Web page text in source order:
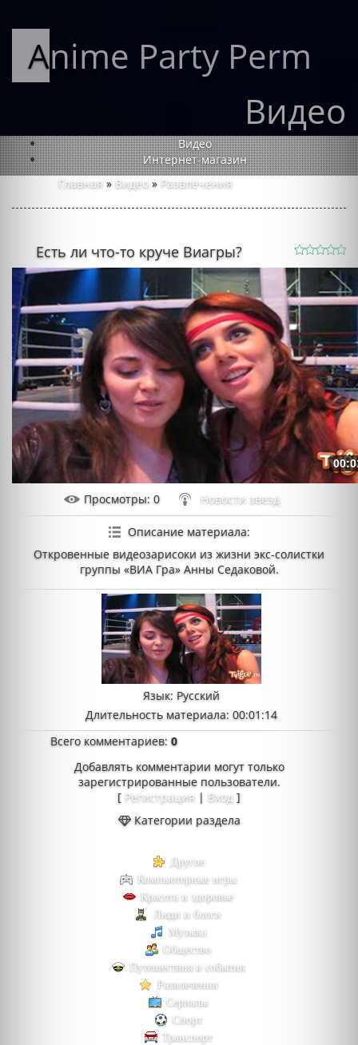
Anime Party Perm
Видео
Видео
Интернет-магазин
Главная » Видео » Развлечения
Есть ли что-то круче Виагры?
Просмотры: 0 Новости звезд
Описание материала:
Откровенные видеозарисоки из жизни экс-солистки
группы «ВИА Гра» Анны Седаковой.
Язык: Русский
Длительность материала: 00:01:14
Всего комментариев:0
Добавлять комментарии могут только
зарегистрированные пользователи.
[ Регистрация | Вход ]
Категории раздела
Другое
Компьютерные игры
Красота и здоровье
Люди и блоги
Музыка
Общество
Путешествия и события
Развлечения
Сериалы
Спорт
Транспорт